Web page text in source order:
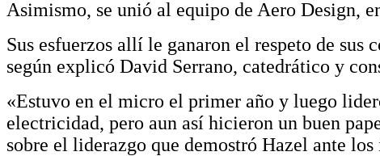
Asimismo, se unió al equipo de Aero Design,
Sus esfuerzos allí le ganaron el respeto de
según explicó David Serrano, catedrático y
«Estuvo en el micro el primer año y luego
electricidad, pero aun así hicieron un buen
sobre el liderazgo que demostró Hazel ante